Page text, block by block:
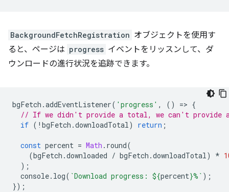
BackgroundFetchRegistration オブジェクトを使用す
ると、ページは progress イベントをリッスンして、ダ
ウンロードの進行状況を追跡できます。
bgFetch .addEventListener( 'progress' , () => {
// If we didn't provide a total, we can't provide
if ( ! bgFetch .downloadTotal) return ;
const percent = Math . round(
(bgFetch .downloaded / bgFetch .downloadTotal) *
);
console. log( `Download progress: ${percent}%` );
});